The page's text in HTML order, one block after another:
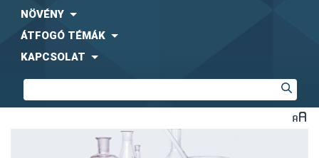
NÖVÉNY
ÁTFOGÓ TÉMÁK
KAPCSOLAT